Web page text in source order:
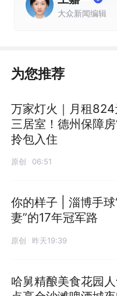
大众新闻编辑
为您推荐
万家灯火｜月租824
三居室！德州保障房
拎包入住
原创 06:51
你的样子 | 淄博手球
妻”的17年冠军路
原创 昨天19:39
哈舅精酿美食花园人